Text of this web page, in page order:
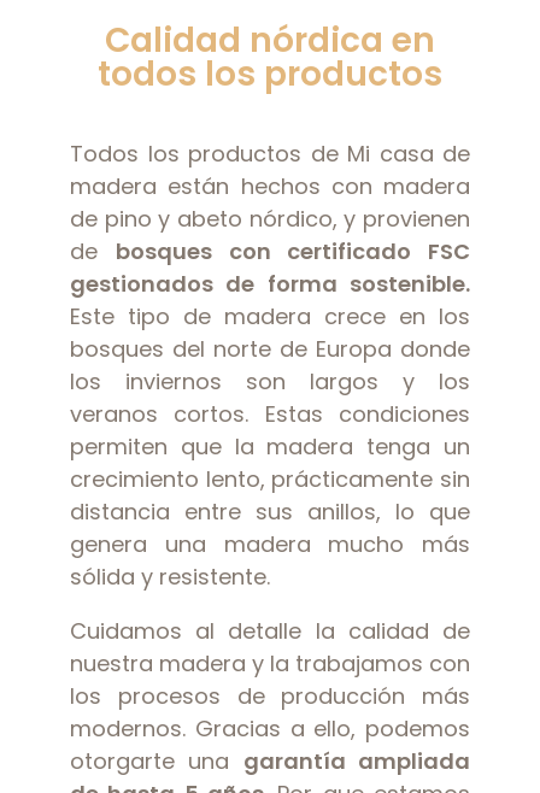
Calidad nórdica en
todos los productos
Todos los productos de Mi casa de
madera están hechos con madera
de pino y abeto nórdico, y provienen
de bosques con certificado FSC
gestionados de forma sostenible.
Este tipo de madera crece en los
bosques del norte de Europa donde
los inviernos son largos y los
veranos cortos. Estas condiciones
permiten que la madera tenga un
crecimiento lento, prácticamente sin
distancia entre sus anillos, lo que
genera una madera mucho más
sólida y resistente.
Cuidamos al detalle la calidad de
nuestra madera y la trabajamos con
los procesos de producción más
modernos. Gracias a ello, podemos
otorgarte una garantía ampliada